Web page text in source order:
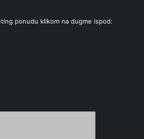
ponudu klikom na dugme ispod: